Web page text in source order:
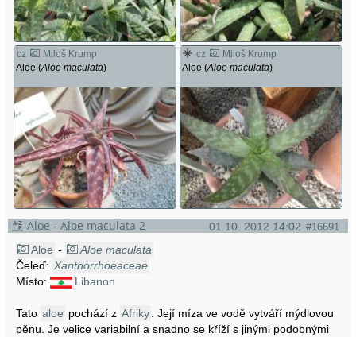
cz
Miloš Krump
Aloe (Aloe maculata)
cz
Miloš Krump
Aloe (Aloe maculata)
01.10. 2012 14:02 #16691
Aloe - Aloe maculata 2
Aloe -
Aloe maculata
Čeleď: Xanthorrhoeaceae
Místo:
Libanon
Tato aloe pochází z Afriky
. Její míza ve vodě vytváří mýdlovou
pěnu. Je velice variabilní a snadno se kříží s jinými podobnými